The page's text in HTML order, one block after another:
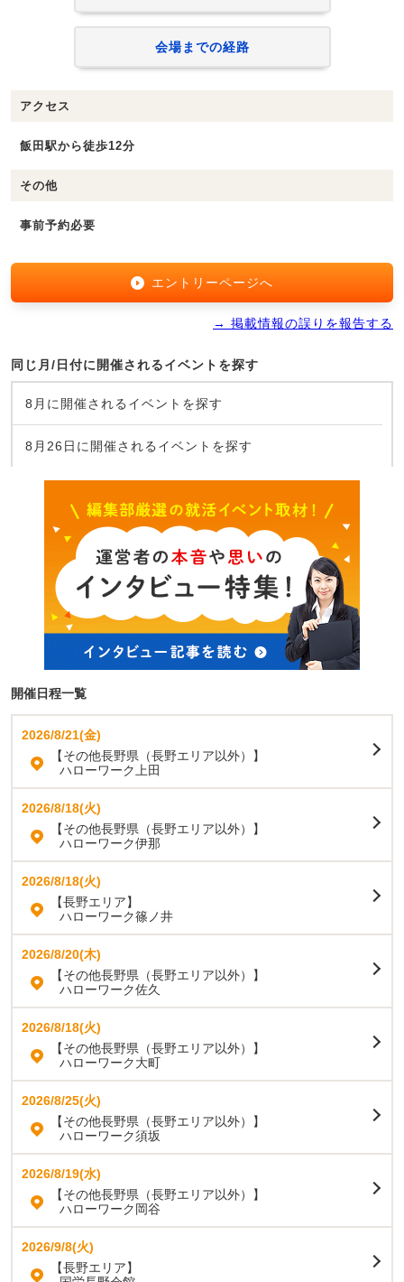
会場までの経路
アクセス
飯田駅から徒歩12分
その他
事前予約必要
エントリーページへ
→ 掲載情報の誤りを報告する
同じ月/日付に開催されるイベントを探す
8月に開催されるイベントを探す
8月26日に開催されるイベントを探す
開催日程一覧
2026/8/21(金)
【その他長野県（長野エリア以外）】
ハローワーク上田
2026/8/18(火)
【その他長野県（長野エリア以外）】
ハローワーク伊那
2026/8/18(火)
【長野エリア】
ハローワーク篠ノ井
2026/8/20(木)
【その他長野県（長野エリア以外）】
ハローワーク佐久
2026/8/18(火)
【その他長野県（長野エリア以外）】
ハローワーク大町
2026/8/25(火)
【その他長野県（長野エリア以外）】
ハローワーク須坂
2026/8/19(水)
【その他長野県（長野エリア以外）】
ハローワーク岡谷
2026/9/8(火)
【長野エリア】